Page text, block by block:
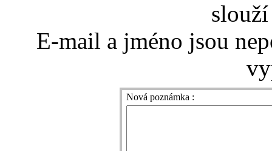
E-mail a jméno jsou
Nová poznámka :